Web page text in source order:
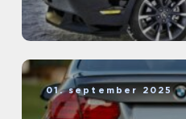
01. september 2025